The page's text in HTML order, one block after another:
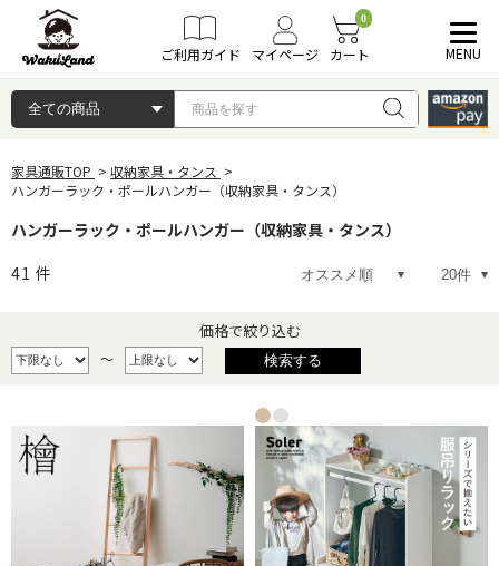
ご利用ガイド マイページ
0
カート MENU
家具通販TOP
収納家具・タンス
ハンガーラック・ポールハンガー（収納家具・タンス）
ハンガーラック・ポールハンガー（収納家具・タンス）
41 件
価格で絞り込む
～